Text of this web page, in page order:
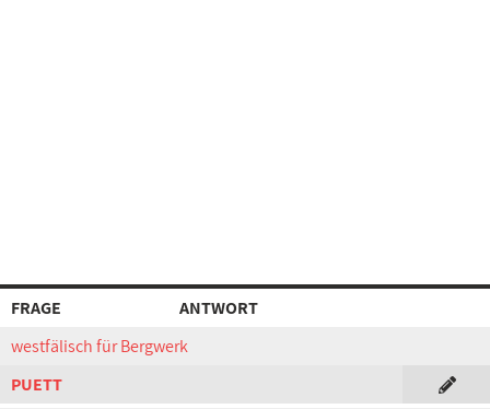
FRAGE
ANTWORT
westfälisch für Bergwerk
PUETT